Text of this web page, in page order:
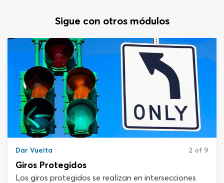
Sigue con otros módulos
Dar Vuelta 2 of 9
Giros Protegidos
Los giros protegidos se realizan en intersecciones